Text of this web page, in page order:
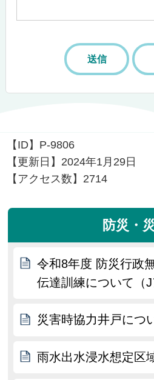
【ID】 P-9806
【更新日】 2024年1月29日
【アクセス数】 2714
防災・
令和8年度 防災行政
伝達訓練について（J
災害時協力井戸につ
雨水出水浸水想定区